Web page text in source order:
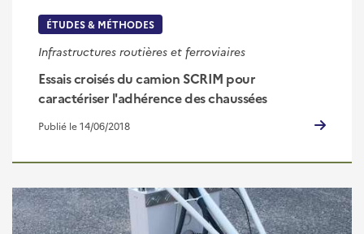
ÉTUDES & MÉTHODES
Infrastructures routières et ferroviaires
Essais croisés du camion SCRIM pour
caractériser l'adhérence des chaussées
Publié le 14/06/2018